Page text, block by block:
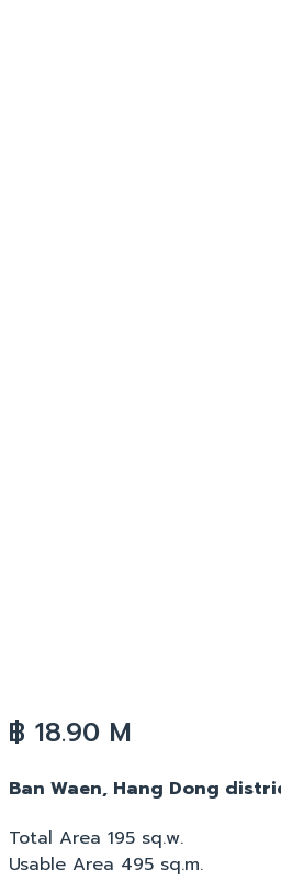
฿ 18.90 M
Ban Waen, Hang Dong
Total Area 195 sq.w.
Usable Area 495 sq.m.